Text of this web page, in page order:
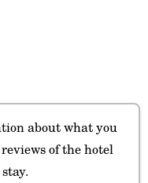
about what you
of the hotel